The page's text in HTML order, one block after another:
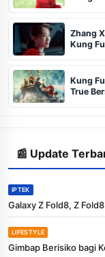
Zhang
Kung
Kung
True
📰 Update
IPTEK
Galaxy Z Fold8, Z
LIFESTYLE
Gimbap Berisiko bagi